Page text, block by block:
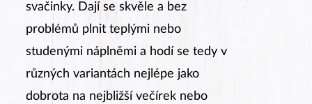
svačinky. Dají se skvěle a bez
problémů plnit teplými nebo
studenými náplněmi a hodí se tedy v
různých variantách nejlépe jako
dobrota na nejbližší večírek nebo